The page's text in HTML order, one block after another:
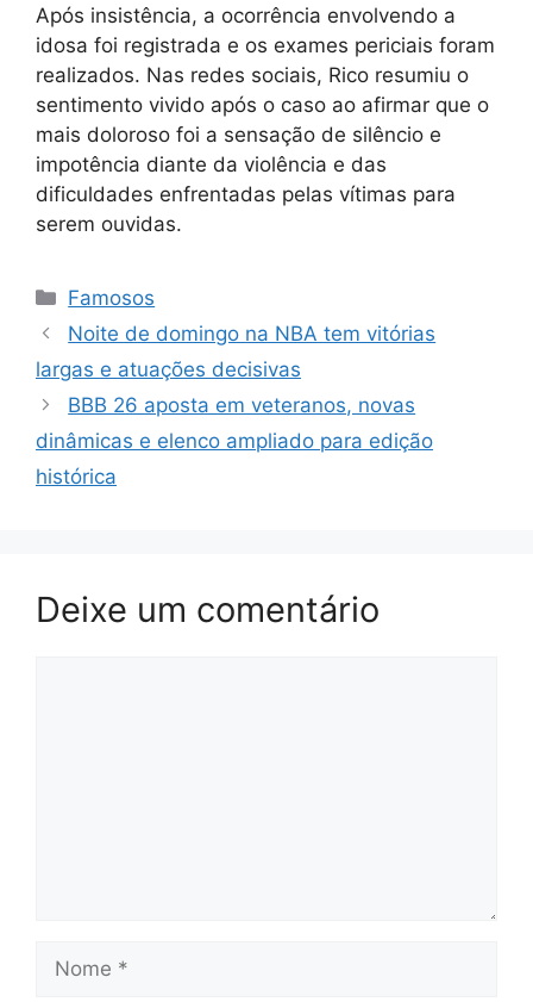
Após insistência, a ocorrência envolvendo a
idosa foi registrada e os exames periciais foram
realizados. Nas redes sociais, Rico resumiu o
sentimento vivido após o caso ao afirmar que o
mais doloroso foi a sensação de silêncio e
impotência diante da violência e das
dificuldades enfrentadas pelas vítimas para
serem ouvidas.
Categorias
Famosos
Noite de domingo na NBA tem vitórias
largas e atuações decisivas
BBB 26 aposta em veteranos, novas
dinâmicas e elenco ampliado para edição
histórica
Deixe um comentário
Nome